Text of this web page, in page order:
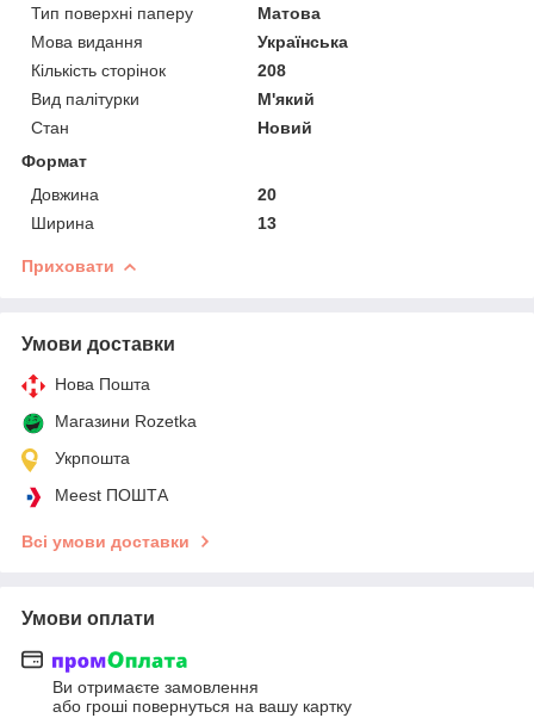
Тип поверхні паперу
Матова
Мова видання
Українська
Кількість сторінок
208
Вид палітурки
М'який
Стан
Новий
Формат
Довжина
20
Ширина
13
Приховати
Умови доставки
Нова Пошта
Магазини Rozetka
Укрпошта
Meest ПОШТА
Всі умови доставки
Умови оплати
Ви отримаєте замовлення
або гроші повернуться на вашу картку